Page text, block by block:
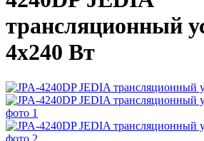
трансляционный
4х240 Вт